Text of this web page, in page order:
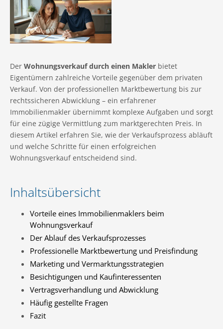
Der Wohnungsverkauf durch einen Makler bietet
Eigentümern zahlreiche Vorteile gegenüber dem privaten
Verkauf. Von der professionellen Marktbewertung bis zur
rechtssicheren Abwicklung – ein erfahrener
Immobilienmakler übernimmt komplexe Aufgaben und sorgt
für eine zügige Vermittlung zum marktgerechten Preis. In
diesem Artikel erfahren Sie, wie der Verkaufsprozess abläuft
und welche Schritte für einen erfolgreichen
Wohnungsverkauf entscheidend sind.
Inhaltsübersicht
Vorteile eines Immobilienmaklers beim
Wohnungsverkauf
Der Ablauf des Verkaufsprozesses
Professionelle Marktbewertung und Preisfindung
Marketing und Vermarktungsstrategien
Besichtigungen und Kaufinteressenten
Vertragsverhandlung und Abwicklung
Häufig gestellte Fragen
Fazit